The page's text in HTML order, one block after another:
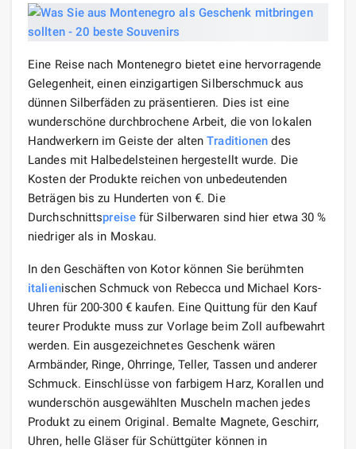
Eine Reise nach Montenegro bietet eine hervorragende
Gelegenheit, einen einzigartigen Silberschmuck aus
dünnen Silberfäden zu präsentieren. Dies ist eine
wunderschöne durchbrochene Arbeit, die von lokalen
Handwerkern im Geiste der altenTraditionen des
Landes mit Halbedelsteinen hergestellt wurde. Die
Kosten der Produkte reichen von unbedeutenden
Beträgen bis zu Hunderten von €. Die
Durchschnittspreisefür Silberwaren sind hier etwa 30 %
niedriger als in Moskau.
In den Geschäften von Kotor können Sie berühmten
italienischen Schmuck von Rebecca und Michael Kors-
Uhren für 200-300 € kaufen. Eine Quittung für den Kauf
teurer Produkte muss zur Vorlage beim Zoll aufbewahrt
werden. Ein ausgezeichnetes Geschenk wären
Armbänder, Ringe, Ohrringe, Teller, Tassen und anderer
Schmuck. Einschlüsse von farbigem Harz, Korallen und
wunderschön ausgewählten Muscheln machen jedes
Produkt zu einem Original. Bemalte Magnete, Geschirr,
Uhren, helle Gläser für Schüttgüter können in